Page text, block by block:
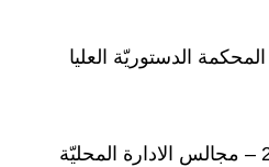
الدستوريّة العليا